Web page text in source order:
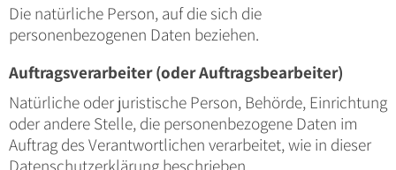
Die natürliche Person, auf die sich die
personenbezogenen Daten beziehen.
Auftragsverarbeiter (oder Auftragsbearbeiter)
Natürliche oder juristische Person, Behörde, Einrichtung
oder andere Stelle, die personenbezogene Daten im
Auftrag des Verantwortlichen verarbeitet, wie in dieser